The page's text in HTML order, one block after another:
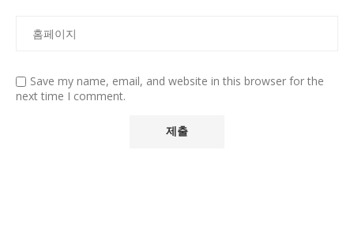
Save my name, email, and website in this browser for the
next time I comment.